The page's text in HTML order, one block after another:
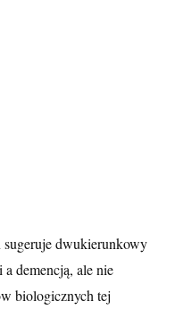
sugeruje dwukierunkowy
demencją, ale nie
biologicznych tej